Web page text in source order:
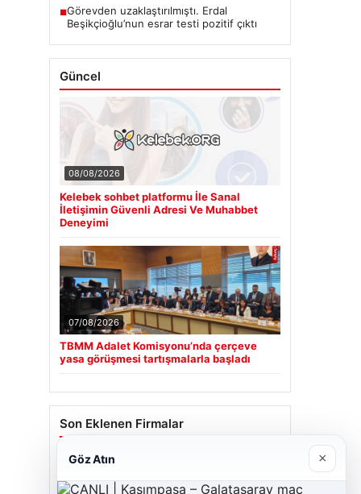
■Görevden uzaklaştırılmıştı. Erdal
Beşikçioğlu’nun esrar testi pozitif çıktı
Güncel
08/08/2026
Kelebek sohbet platformu İle Sanal
İletişimin Güvenli Adresi Ve Muhabbet
Deneyimi
07/08/2026
TBMM Adalet Komisyonu’nda çerçeve
yasa görüşmesi tartışmalarla başladı
Son Eklenen Firmalar
Cengiz Sigorta
23/06/2026
Göz Atın ×